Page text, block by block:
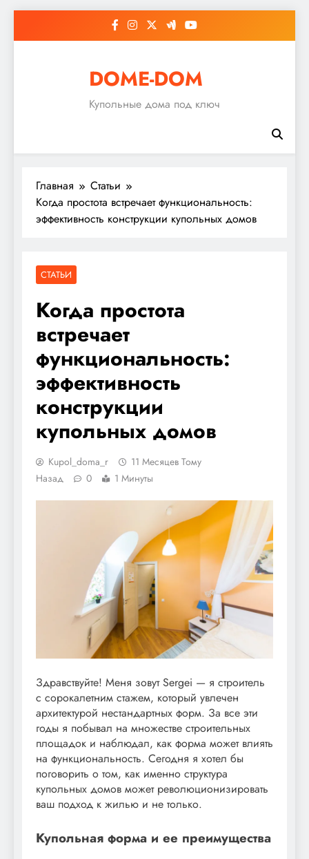
DOME-DOM
Купольные дома под ключ
Главная
Статьи
Когда простота встречает функциональность:
эффективность конструкции купольных домов
СТАТЬИ
Когда простота
встречает
функциональность:
эффективность
конструкции
купольных домов
Kupol_doma_r
11 Месяцев Тому
Назад
0 1 Минуты
Здравствуйте! Меня зовут Sergei — я строитель
с сорокалетним стажем, который увлечен
архитектурой нестандартных форм. За все эти
годы я побывал на множестве строительных
площадок и наблюдал, как форма может влиять
на функциональность. Сегодня я хотел бы
поговорить о том, как именно структура
купольных домов может революционизировать
ваш подход к жилью и не только.
Купольная форма и ее преимущества